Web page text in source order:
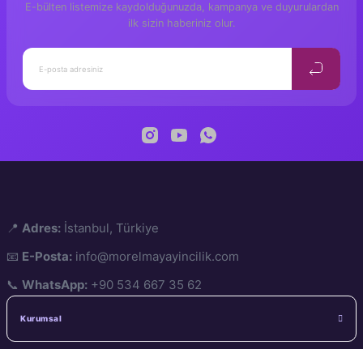
Damla Abdik
Yaş 3-4, 4-5, 5-6
Yazar Zarife Üspolat
E-bülten listemize kaydolduğunuzda, kampanya ve duyurulardan
ilk sizin haberiniz olur.
📍 Adres: İstanbul, Türkiye
📧 E-Posta: info@morelmayayincilik.com
📞 WhatsApp: +90 534 667 35 62
Kurumsal